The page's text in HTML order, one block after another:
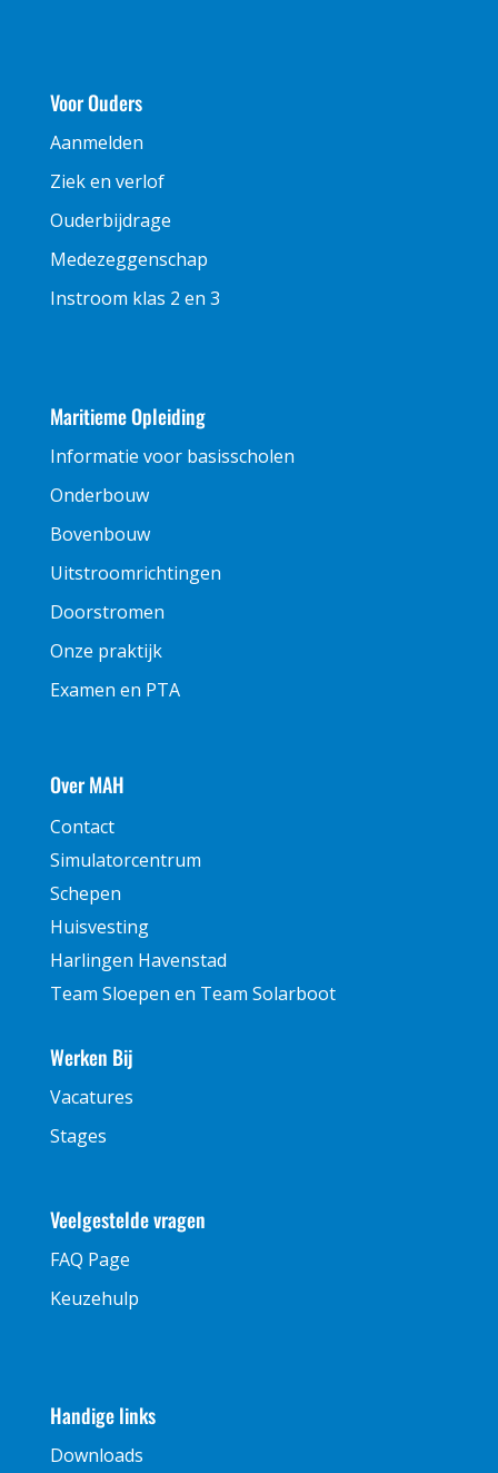
Voor Ouders
Aanmelden
Ziek en verlof
Ouderbijdrage
Medezeggenschap
Instroom klas 2 en 3
Maritieme Opleiding
Informatie voor basisscholen
Onderbouw
Bovenbouw
Uitstroomrichtingen
Doorstromen
Onze praktijk
Examen en PTA
Over MAH
Contact
Simulatorcentrum
Schepen
Huisvesting
Harlingen Havenstad
Team Sloepen en Team Solarboot
Werken Bij
Vacatures
Stages
Veelgestelde vragen
FAQ Page
Keuzehulp
Handige links
Downloads